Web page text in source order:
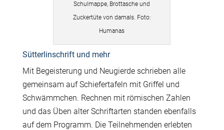
Schulmappe, Brottasche und
Zuckertüte von damals. Foto:
Humanas
Sütterlinschrift und mehr
Mit Begeisterung und Neugierde schrieben alle
gemeinsam auf Schiefertafeln mit Griffel und
Schwämmchen. Rechnen mit römischen Zahlen
und das Üben alter Schriftarten standen ebenfalls
auf dem Programm. Die Teilnehmenden erlebten